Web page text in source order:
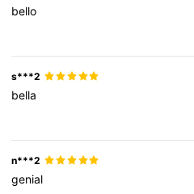
bello
s***2
bella
n***2
genial